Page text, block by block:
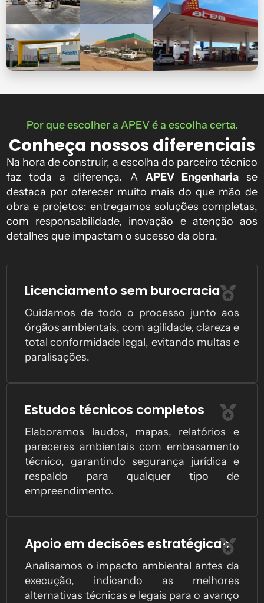
Por que escolher a APEV é a escolha certa.
Conheça nossos diferenciais
Na hora de construir, a escolha do parceiro técnico
faz toda a diferença. A APEV Engenhariase
destaca por oferecer muito mais do que mão de
obra e projetos: entregamos soluções completas,
com responsabilidade, inovação e atenção aos
detalhes que impactam o sucesso da obra.
Licenciamento sem burocracia
Cuidamos de todo o processo junto aos
órgãos ambientais, com agilidade, clareza e
total conformidade legal, evitando multas e
paralisações.
Estudos técnicos completos
Elaboramos laudos, mapas, relatórios e
pareceres ambientais com embasamento
técnico, garantindo segurança jurídica e
respaldo para qualquer tipo de
empreendimento.
Apoio em decisões estratégicas
Analisamos o impacto ambiental antes da
execução, indicando as melhores
alternativas técnicas e legais para o avanço